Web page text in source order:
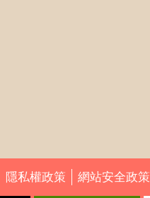
隱私權政策 網站安全政策